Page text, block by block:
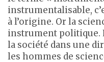
instrumentalisable,
à l’origine. Or la
instrument politique.
la société dans une
les hommes de